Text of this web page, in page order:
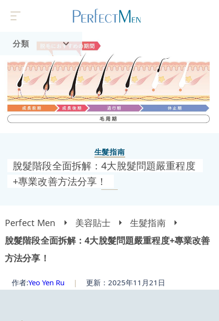
分類
流行趨勢
生髮指南
脫髮階段全面拆解：4大脫髮問題嚴重程度
+專業改善方法分享！
Perfect Men 美容貼士
生髮指南
脫髮階段全面拆解：4大脫髮問題嚴重程度+專業改善
方法分享！
作者:Yeo Yen Ru | 更新：2025年11月21日